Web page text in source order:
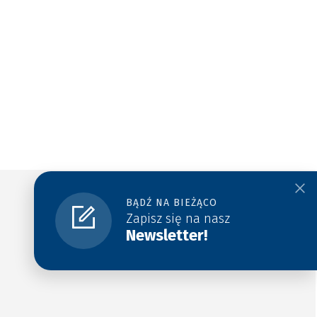
BĄDŹ NA BIEŻĄCO
Zapisz się na nasz
Newsletter!